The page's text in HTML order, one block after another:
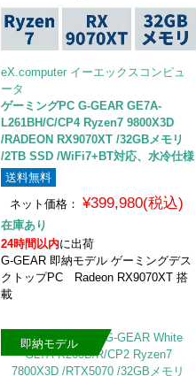
eX.computer イーエックスコンピュ
ータ
ゲーミングPC G-GEAR GE7A-
L261BH/C/CP4 Ryzen7 9800X3D
/RADEON RX9070XT /32GBメモリ
/2TB SSD /WiFi7+BT対応、水冷仕様
送料無料
ネット価格： ¥399,980(税込)
在庫あり
24時間以内に出荷
G-GEAR 即納モデル ゲーミングデス
クトップPC Radeon RX9070XT 搭
載
即納モデル